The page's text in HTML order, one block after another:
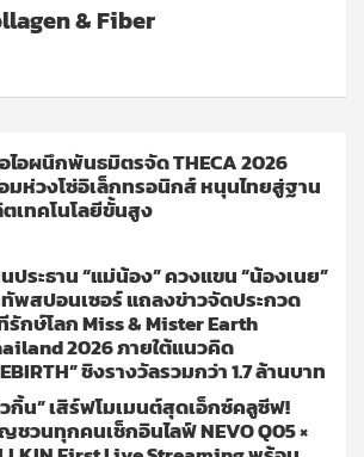
& Fiber
ไอผนึกพันธมิตรจัด THECA 2026
มห่วงโซ่อิเล็กทรอนิกส์ หนุนไทยสู่ฐาน
เทคโนโลยีขั้นสูง
ประธาน “แม่น้อง” ควงแขน “น้องเนย”
พสปอนเซอร์ แถลงข่าวจัดประกวด
รักษ์โลก Miss & Mister Earth
2026 ภายใต้แนวคิด
ชิงรางวัลรวมกว่า 1.7 ล้านบาท
กิ้น” เสิร์ฟโมเมนต์สุดเอ็กซ์คลูซีฟ!
ชวนทุกคนเช็กอินไลฟ์ NEVO Q05 ×